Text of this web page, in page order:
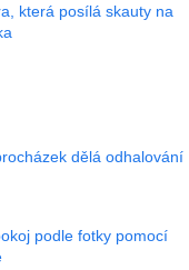
která posílá skauty na
dělá odhalování
podle fotky pomocí